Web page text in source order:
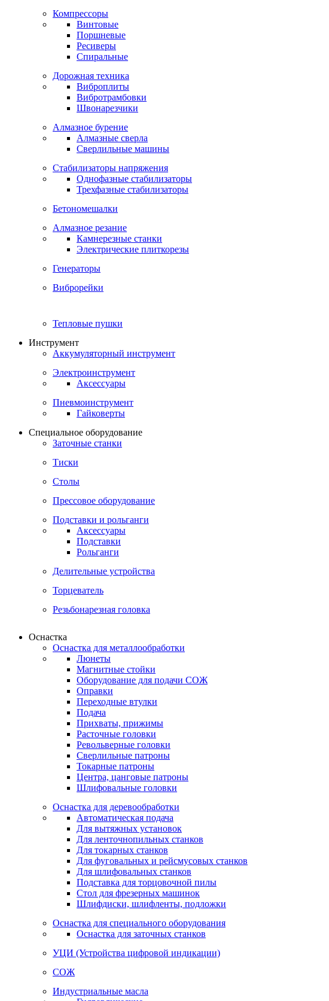
Компрессоры
Винтовые
Поршневые
Ресиверы
Спиральные
Дорожная техника
Виброплиты
Вибротрамбовки
Швонарезчики
Алмазное бурение
Алмазные сверла
Сверлильные машины
Стабилизаторы напряжения
Однофазные стабилизаторы
Трехфазные стабилизаторы
Бетономешалки
Алмазное резание
Камнерезные станки
Электрические плиткорезы
Генераторы
Виброрейки
Тепловые пушки
Инструмент
Аккумуляторный инструмент
Электроинструмент
Аксессуары
Пневмоинструмент
Гайковерты
Специальное оборудование
Заточные станки
Тиски
Столы
Прессовое оборудование
Подставки и рольганги
Аксессуары
Подставки
Рольганги
Делительные устройства
Торцеватель
Резьбонарезная головка
Оснастка
Оснастка для металлообработки
Люнеты
Магнитные стойки
Оборудование для подачи СОЖ
Оправки
Переходные втулки
Подача
Прихваты, прижимы
Расточные головки
Револьверные головки
Сверлильные патроны
Токарные патроны
Центра, цанговые патроны
Шлифовальные головки
Оснастка для деревообработки
Автоматическая подача
Для вытяжных установок
Для ленточнопильных станков
Для токарных станков
Для фуговальных и рейсмусовых станков
Для шлифовальных станков
Подставка для торцовочной пилы
Стол для фрезерных машинок
Шлифдиски, шлифленты, подложки
Оснастка для специального оборудования
Оснастка для заточных станков
УЦИ (Устройства цифровой индикации)
СОЖ
Индустриальные масла